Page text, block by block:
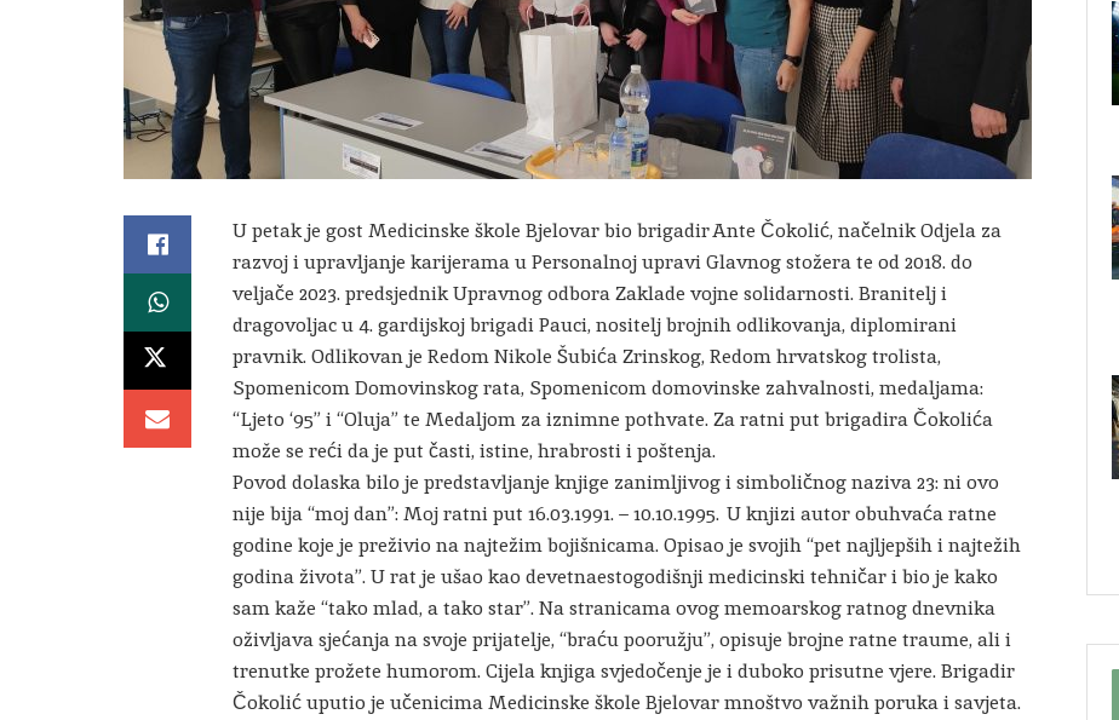
U petak je gost Medicinske škole Bjelovar bio brigadir Ante Čokolić, načelnik Odjela za
razvoj i upravljanje karijerama u Personalnoj upravi Glavnog stožera te od 2018. do
veljače 2023. predsjednik Upravnog odbora Zaklade vojne solidarnosti. Branitelj i
dragovoljac u 4. gardijskoj brigadi Pauci, nositelj brojnih odlikovanja, diplomirani
pravnik. Odlikovan je Redom Nikole Šubića Zrinskog, Redom hrvatskog trolista,
Spomenicom Domovinskog rata, Spomenicom domovinske zahvalnosti, medaljama:
“Ljeto ‘95” i “Oluja” te Medaljom za iznimne pothvate. Za ratni put brigadira Čokolića
može se reći da je put časti, istine, hrabrosti i poštenja.
Povod dolaska bilo je predstavljanje knjige zanimljivog i simboličnog naziva 23: ni ovo
nije bija “moj dan”: Moj ratni put 16.03.1991. – 10.10.1995. U knjizi autor obuhvaća ratne
godine koje je preživio na najtežim bojišnicama. Opisao je svojih “pet najljepših i najtežih
godina života”. U rat je ušao kao devetnaestogodišnji medicinski tehničar i bio je kako
sam kaže “tako mlad, a tako star”. Na stranicama ovog memoarskog ratnog dnevnika
oživljava sjećanja na svoje prijatelje, “braću pooružju”, opisuje brojne ratne traume, ali i
trenutke prožete humorom. Cijela knjiga svjedočenje je i duboko prisutne vjere. Brigadir
Čokolić uputio je učenicima Medicinske škole Bjelovar mnoštvo važnih poruka i savjeta.